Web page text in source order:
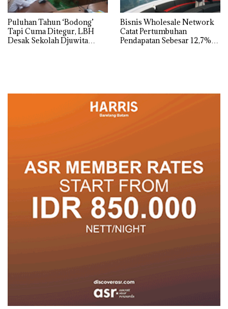
Puluhan Tahun ‘Bodong’
Tapi Cuma Ditegur, LBH
Desak Sekolah Djuwita
Bisnis Wholesale Network
Catat Pertumbuhan
Pendapatan Sebesar 12,7%